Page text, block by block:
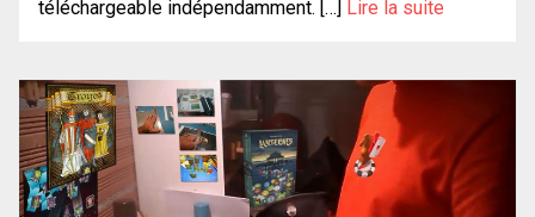
téléchargeable indépendamment. […] Lire la suite